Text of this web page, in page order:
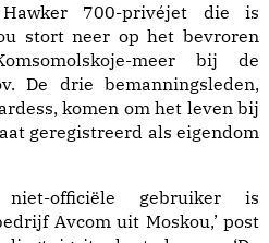
700-privéjet die is
stort neer op het bevroren
meer bij de
De drie bemanningsleden,
komen om het leven bij
geregistreerd als eigendom
officiële gebruiker is
Avcom uit Moskou,’ post